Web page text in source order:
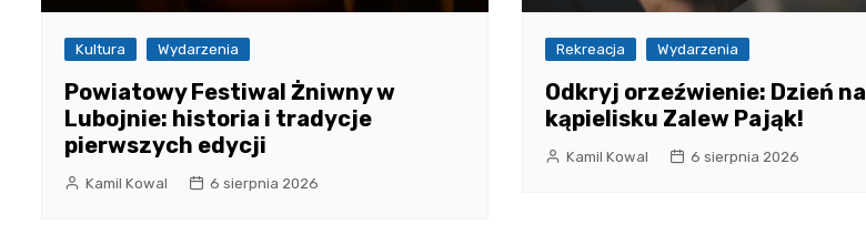
Kultura Wydarzenia
Powiatowy Festiwal Żniwny w
Lubojnie: historia i tradycje
pierwszych edycji
Kamil Kowal 6 sierpnia 2026
Rekreacja Wydarzenia
Odkryj orzeźwienie: Dzień na
kąpielisku Zalew Pająk!
Kamil Kowal 6 sierpnia 2026